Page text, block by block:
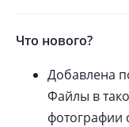
Что нового?
Добавлена
Файлы в
фотографии